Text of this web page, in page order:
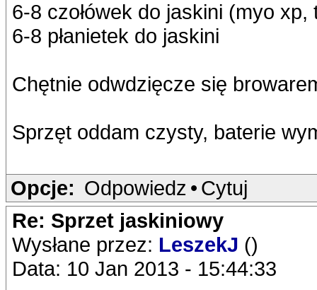
6-8 czołówek do jaskini (myo
6-8 płanietek do jaskini
Chętnie odwdzięcze się
Sprzęt oddam czysty, baterie
Opcje: Odpowiedz • Cytuj
Re: Sprzet jaskiniowy
Wysłane przez: LeszekJ ()
Data: 10 Jan 2013 - 15:44:33